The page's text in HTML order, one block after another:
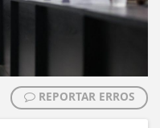
REPORTAR ERROS